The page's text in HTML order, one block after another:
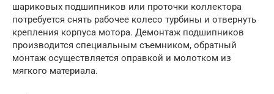
шариковых подшипников или проточки коллектора
потребуется снять рабочее колесо турбины и отвернуть
крепления корпуса мотора. Демонтаж подшипников
производится специальным съемником, обратный
монтаж осуществляется оправкой и молотком из
мягкого материала.